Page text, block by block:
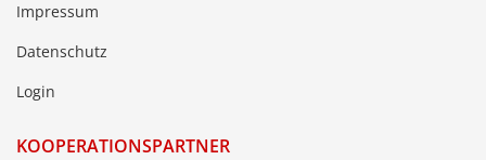
Impressum
Datenschutz
Login
KOOPERATIONSPARTNER